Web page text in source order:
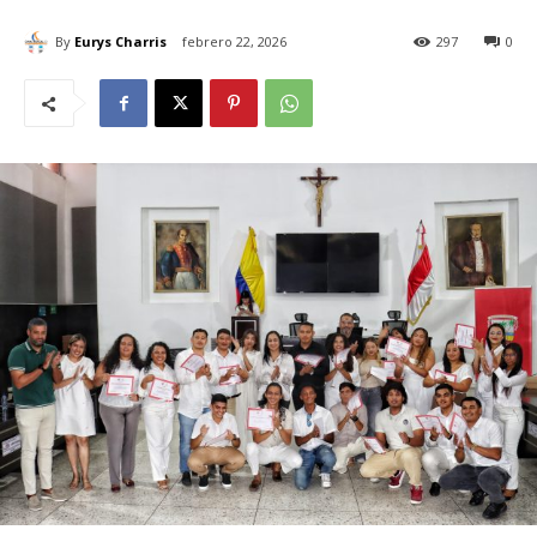
By Eurys Charris febrero 22, 2026 0
297